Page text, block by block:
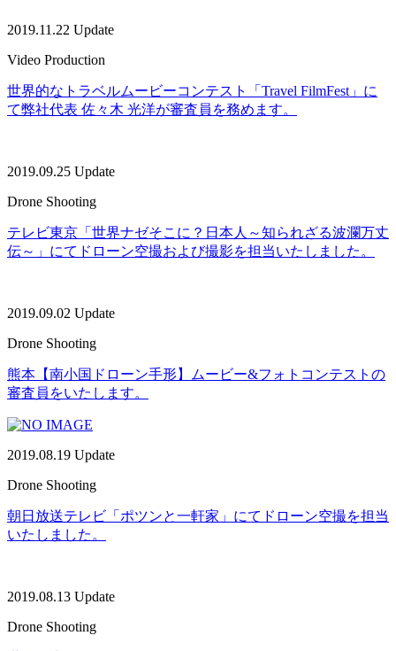
2019.11.22 Update
Video Production
世界的なトラベルムービーコンテスト「Travel FilmFest」に
て弊社代表 佐々木 光洋が審査員を務めます。
2019.09.25 Update
Drone Shooting
テレビ東京「世界ナゼそこに？日本人～知られざる波瀾万丈
伝～」にてドローン空撮および撮影を担当いたしました。
2019.09.02 Update
Drone Shooting
熊本【南小国ドローン手形】ムービー&フォトコンテストの
審査員をいたします。
2019.08.19 Update
Drone Shooting
朝日放送テレビ「ポツンと一軒家」にてドローン空撮を担当
いたしました。
2019.08.13 Update
Drone Shooting